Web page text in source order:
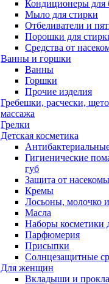
Кондиционеры для
Мыло для стирки
Отбеливатели и
Порошки для
Средства от
Ванны и горшки
Ванны
Горшки
Прочие изделия
Гребешки, расчески,
массажа
Грелки
Детская косметика
Гигиенические
губ
Защита от
Кремы
Лосьоны, молочко
Масла
Наборы косметики
Парфюмерия
Присыпки
Солнцезащитные
Для женщин
Вкладыши и